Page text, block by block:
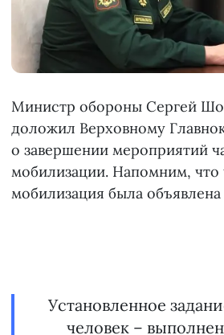
Министр обороны Сергей
доложил Верховному
о завершении мероприятий
мобилизации. Напомним, что
мобилизация была объявлена
Установленное
человек –